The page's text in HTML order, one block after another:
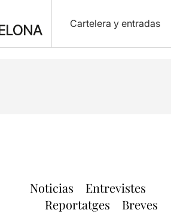
Cartelera y entradas
Noticias
Entrevistes
Reportatges
Breves